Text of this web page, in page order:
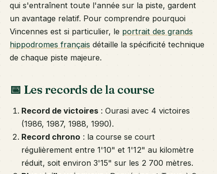
qui s'entraînent toute l'année sur la piste, gardent
un avantage relatif. Pour comprendre pourquoi
Vincennes est si particulier, le portrait des grands
hippodromes français détaille la spécificité technique
de chaque piste majeure.
📅 Les records de la course
Record de victoires : Ourasi avec 4 victoires
(1986, 1987, 1988, 1990).
Record chrono : la course se court
régulièrement entre 1'10" et 1'12" au kilomètre
réduit, soit environ 3'15" sur les 2 700 mètres.